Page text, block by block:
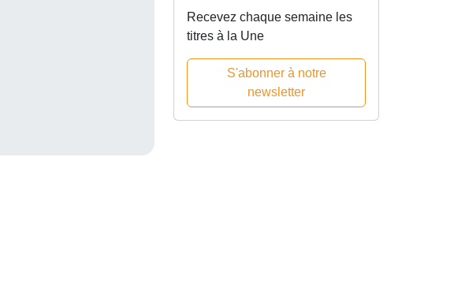
Recevez chaque semaine les
titres à la Une
S'abonner à notre
newsletter